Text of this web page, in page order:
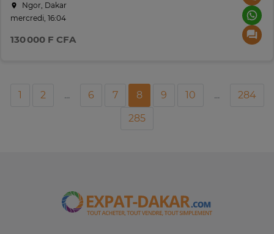
Ngor, Dakar
mercredi, 16:04
130 000 F CFA
1 2 ... 6 7 8 9 10 ...
284
285